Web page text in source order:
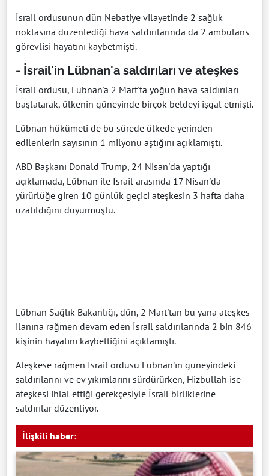
İsrail ordusunun dün Nebatiye vilayetinde 2 sağlık
noktasına düzenlediği hava saldırılarında da 2 ambulans
görevlisi hayatını kaybetmişti.
- İsrail'in Lübnan'a saldırıları ve ateşkes
İsrail ordusu, Lübnan'a 2 Mart'ta yoğun hava saldırıları
başlatarak, ülkenin güneyinde birçok beldeyi işgal etmişti.
Lübnan hükümeti de bu sürede ülkede yerinden
edilenlerin sayısının 1 milyonu aştığını açıklamıştı.
ABD Başkanı Donald Trump, 24 Nisan'da yaptığı
açıklamada, Lübnan ile İsrail arasında 17 Nisan'da
yürürlüğe giren 10 günlük geçici ateşkesin 3 hafta daha
uzatıldığını duyurmuştu.
Lübnan Sağlık Bakanlığı, dün, 2 Mart'tan bu yana ateşkes
ilanına rağmen devam eden İsrail saldırılarında 2 bin 846
kişinin hayatını kaybettiğini açıklamıştı.
Ateşkese rağmen İsrail ordusu Lübnan'ın güneyindeki
saldırılarını ve ev yıkımlarını sürdürürken, Hizbullah ise
ateşkesi ihlal ettiği gerekçesiyle İsrail birliklerine
saldırılar düzenliyor.
İlişkili haber: